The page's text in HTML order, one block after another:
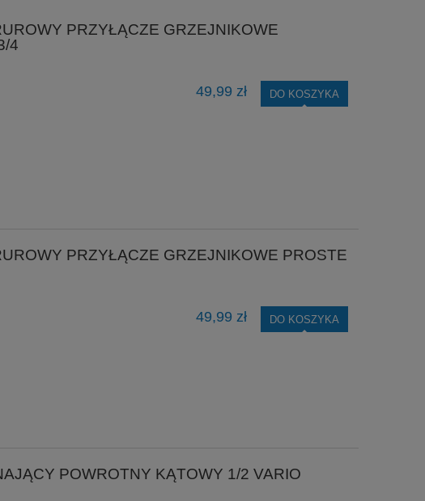
PRZYŁĄCZE GRZEJNIKOWE
4
49,99 zł DO KOSZYKA
PRZYŁĄCZE GRZEJNIKOWE PROSTE
49,99 zł DO KOSZYKA
POWROTNY KĄTOWY 1/2 VARIO